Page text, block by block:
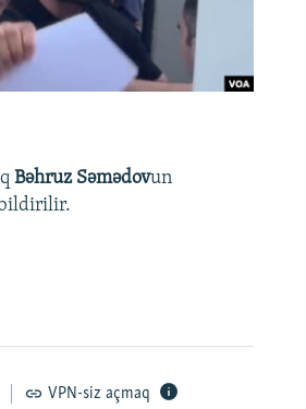
Bəhruz Səmədovun
VPN-siz açmaq